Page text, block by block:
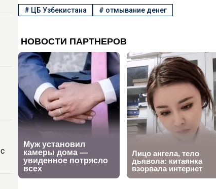
# ЦБ Узбекистана # отмывание денег